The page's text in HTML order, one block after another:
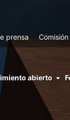
prensa
abierto